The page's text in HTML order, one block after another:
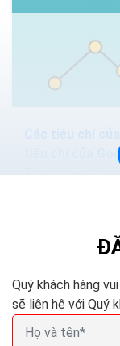
Các tiêu chí
tiêu chí của
Thuật toán tìm
Quý khách hàng
sẽ liên hệ với Quý